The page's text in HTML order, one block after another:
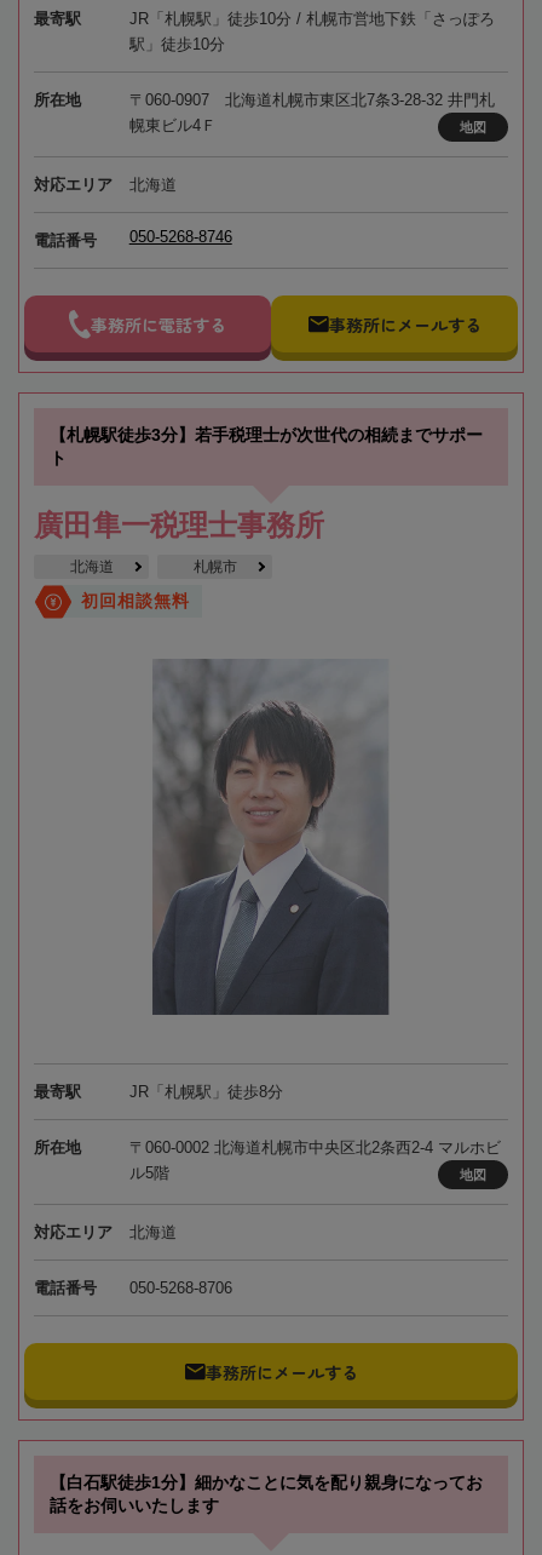
最寄駅
JR「札幌駅」徒歩10分 / 札幌市営地下鉄「さっぽろ
駅」徒歩10分
所在地
〒060-0907 北海道札幌市東区北7条3-28-32 井門札
幌東ビル4Ｆ
地図
対応エリア 北海道
電話番号 050-5268-8746
事務所に電話する 事務所にメールする
【札幌駅徒歩3分】若手税理士が次世代の相続までサポー
ト
廣田隼一税理士事務所
北海道 札幌市
初回相談無料
最寄駅 JR「札幌駅」徒歩8分
所在地
〒060-0002 北海道札幌市中央区北2条西2-4 マルホビ
ル5階
地図
対応エリア 北海道
電話番号 050-5268-8706
事務所にメールする
【白石駅徒歩1分】細かなことに気を配り親身になってお
話をお伺いいたします